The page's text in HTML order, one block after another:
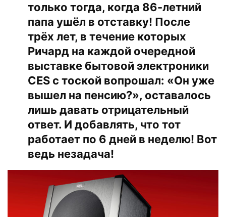
только тогда, когда 86-летний
папа ушёл в отставку! После
трёх лет, в течение которых
Ричард на каждой очередной
выставке бытовой электроники
CES с тоской вопрошал: «Он уже
вышел на пенсию?», оставалось
лишь давать отрицательный
ответ. И добавлять, что тот
работает по 6 дней в неделю! Вот
ведь незадача!